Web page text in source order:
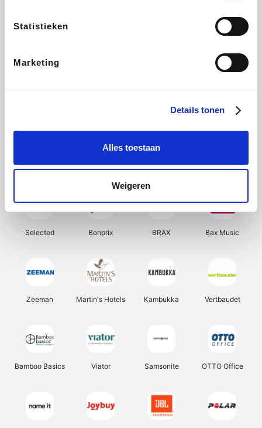
Statistieken
Marketing
Details tonen
Alles toestaan
Weigeren
CheapTickets.be DeubaXXL
Samsung Delonghi Tennis Point My Jewellery
Selected Bonprix BRAX Bax Music
Zeeman Martin's Hotels Kambukka Vertbaudet
Bamboo Basics Viator Samsonite OTTO Office